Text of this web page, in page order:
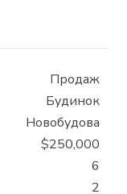
Продаж
Будинок
Новобудова
$250,000
6
2